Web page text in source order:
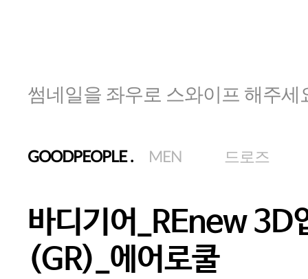
썸네일을 좌우로 스와이프 해주세
GOODPEOPLE. MEN 드로즈
바디기어_REnew 3D
(GR)_에어로쿨